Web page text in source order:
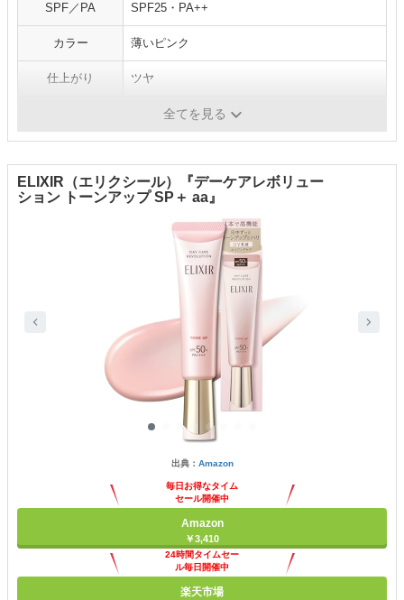
SPF／PA SPF25・PA++
カラー 薄いピンク
仕上がり ツヤ
ナイアシンアミド、ケフィア発酵エキスGL
全てを見る
ELIXIR（エリクシール）『デーケアレボリュー
ション トーンアップ SP＋ aa』
出典： Amazon
毎日お得なタイム
セール開催中
Amazon
￥3,410
24時間タイムセー
ル毎日開催中
楽天市場